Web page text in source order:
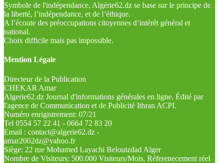
Symbole de l'indépendance, Algérie62.dz se base sur le principe de
la liberté, l’indépendance, et de l’éthique.
A l’écoute des préoccupations citoyennes d’intérêt général et
national.
Choix difficile mais pas impossible.
Mention Légale
Directeur de la Publication
CHEKAR Amar
Algerie62.dz Journal d'informations générales en ligne. Édité par
l'agence de Communication et de Publicité Ithran ACPI.
Numéro enrigistrement: 07/21
Tel 0554 57 22 41 - 0664 72 83 20
Email : contact@algerie62.dz -
amar2002dz@yahoo.fr
Siège: 22 rue Mohamed Layachi Belouizdad Alger
Nombre de Visiteurs: 500.000 Visiteurs/Mois. Réferenecement réel